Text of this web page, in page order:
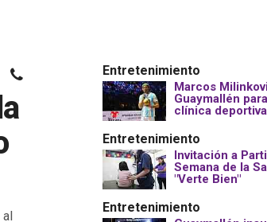
al
Entretenimiento
Marcos
Guaymallén
clínica deportiva
Entretenimiento
Invitación a
Semana de la
"Verte Bien"
Entretenimiento